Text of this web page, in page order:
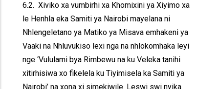
6.2. Xiviko xa vumbirhi xa Khomixini ya Xiyimo xa
le Henhla eka Samiti ya Nairobi mayelana ni
Nhlengeletano ya Matiko ya Misava emhakeni ya
Vaaki na Nhluvukiso lexi nga na nhlokomhaka leyi
nge ‘Vululami bya Rimbewu na ku Veleka tanihi
xitirhisiwa xo fikelela ku Tiyimisela ka Samiti ya
Nairobi’ na xona xi simekiwile. Leswi swi nyika